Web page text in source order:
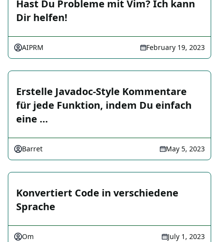
Hast Du Probleme mit Vim? Ich kann
Dir helfen!
AIPRM February 19, 2023
Erstelle Javadoc-Style Kommentare
für jede Funktion, indem Du einfach
eine …
Barret May 5, 2023
Konvertiert Code in verschiedene
Sprache
Om July 1, 2023